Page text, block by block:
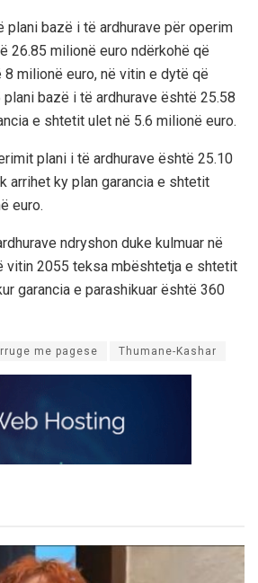
plani bazë i të ardhurave për operim
26.85 milionë euro ndërkohë që
milionë euro, në vitin e dytë që
bazë i të ardhurave është 25.58
e shtetit ulet në 5.6 milionë euro.
plani i të ardhurave është 25.10
arrihet ky plan garancia e shtetit
euro.
ndryshon duke kulmuar në
vitin 2055 teksa mbështetja e shtetit
garancia e parashikuar është 360
rruge me pagese Thumane-Kashar